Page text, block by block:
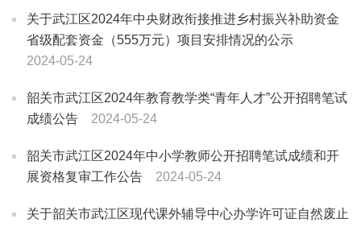
关于武江区2024年中央财政衔接推进乡村振兴补助资金
省级配套资金（555万元）项目安排情况的公示
2024-05-24
韶关市武江区2024年教育教学类“青年人才”公开招聘笔试
成绩公告
2024-05-24
韶关市武江区2024年中小学教师公开招聘笔试成绩和开
展资格复审工作公告
2024-05-24
关于韶关市武江区现代课外辅导中心办学许可证自然废止